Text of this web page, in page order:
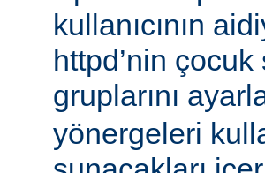
kullanıcının
httpd’nin
gruplarını
yönergeleri